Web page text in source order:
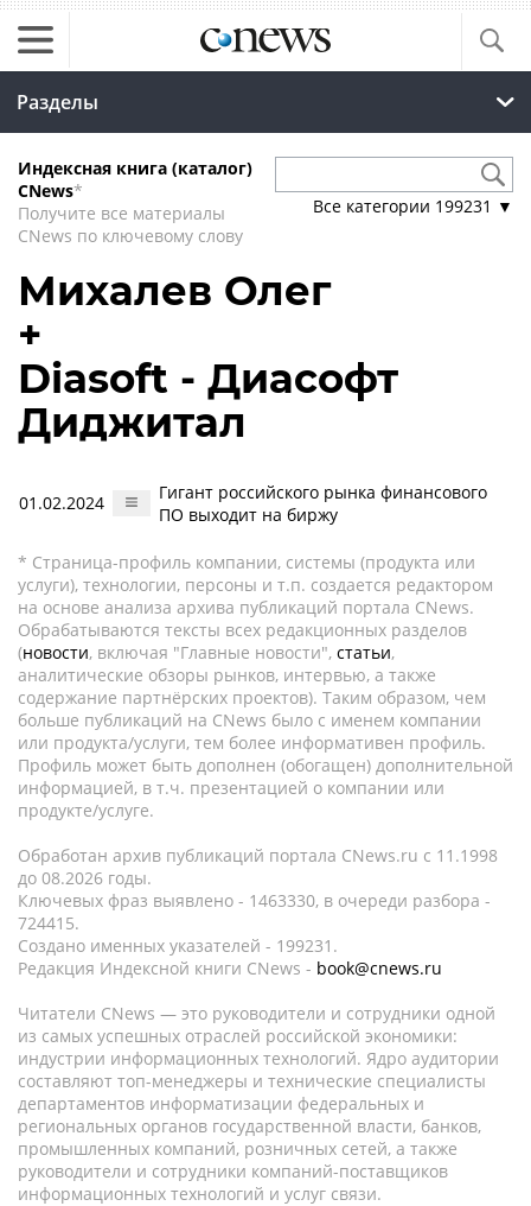
Разделы
Индексная книга (каталог)
CNews*
Получите все материалы
CNews по ключевому слову
Все категории 199231 ▼
Михалев Олег
+
Diasoft - Диасофт
Диджитал
01.02.2024
Гигант российского рынка финансового
ПО выходит на биржу
* Страница-профиль компании, системы (продукта или
услуги), технологии, персоны и т.п. создается редактором
на основе анализа архива публикаций портала CNews.
Обрабатываются тексты всех редакционных разделов
(новости, включая "Главные новости", статьи,
аналитические обзоры рынков, интервью, а также
содержание партнёрских проектов). Таким образом, чем
больше публикаций на CNews было с именем компании
или продукта/услуги, тем более информативен профиль.
Профиль может быть дополнен (обогащен) дополнительной
информацией, в т.ч. презентацией о компании или
продукте/услуге.
Обработан архив публикаций портала CNews.ru c 11.1998
до 08.2026 годы.
Ключевых фраз выявлено - 1463330, в очереди разбора -
724415.
Создано именных указателей - 199231.
Редакция Индексной книги CNews - book@cnews.ru
Читатели CNews — это руководители и сотрудники одной
из самых успешных отраслей российской экономики:
индустрии информационных технологий. Ядро аудитории
составляют топ-менеджеры и технические специалисты
департаментов информатизации федеральных и
региональных органов государственной власти, банков,
промышленных компаний, розничных сетей, а также
руководители и сотрудники компаний-поставщиков
информационных технологий и услуг связи.